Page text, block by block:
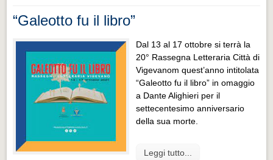
“Galeotto fu il libro”
Dal 13 al 17 ottobre si terrà la
20° Rassegna Letteraria Città di
Vigevanom quest’anno intitolata
“Galeotto fu il libro” in omaggio
a Dante Alighieri per il
settecentesimo anniversario
della sua morte.
Leggi tutto...